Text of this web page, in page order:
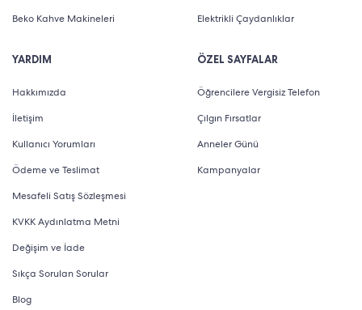
Beko Kahve Makineleri
YARDIM
Hakkımızda
İletişim
Kullanıcı Yorumları
Ödeme ve Teslimat
Mesafeli Satış Sözleşmesi
KVKK Aydınlatma Metni
Değişim ve İade
Sıkça Sorulan Sorular
Blog
Elektrikli Çaydanlıklar
ÖZEL SAYFALAR
Öğrencilere Vergisiz Telefon
Çılgın Fırsatlar
Anneler Günü
Kampanyalar